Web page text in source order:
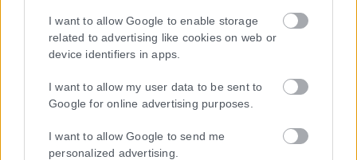
I want to allow Google to enable storage
related to advertising like cookies on web or
device identifiers in apps.
I want to allow my user data to be sent to
Google for online advertising purposes.
I want to allow Google to send me
personalized advertising.